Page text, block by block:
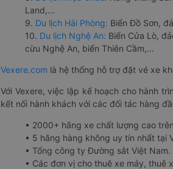
Land,...
9. Du lịch Hải Phòng: Biển Đồ Sơn,
10. Du lịch Nghệ An: Biển Cửa Lò,
cừu Nghệ An, biển Thiên Cầm,...
Vexere.com là hệ thống hỗ trợ đặt vé xe
Với Vexere, việc lập kế hoạch cho hành
kết nối hành khách với các đối tác hàng
• 2000+ hãng xe chất lượng cao
• 5 hãng hàng không uy tín nhất tại
• Tổng công ty Đường sắt Việt Nam.
• Các đơn vị cho thuê xe máy, thuê